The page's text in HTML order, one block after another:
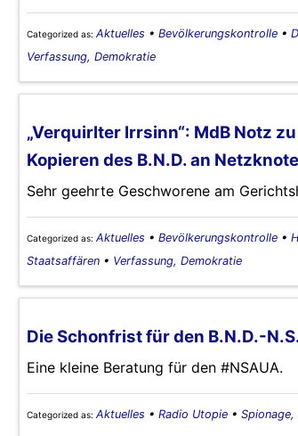
Categorized as: Aktuelles • Bevölkerungskontrolle •
Verfassung, Demokratie
„Verquirlter Irrsinn“: MdB Notz
Kopieren des B.N.D. an
Sehr geehrte Geschworene am
Categorized as: Aktuelles • Bevölkerungskontrolle •
Staatsaffären • Verfassung, Demokratie
Die Schonfrist für den B.N.D.-
Eine kleine Beratung für den #NSAUA.
Categorized as: Aktuelles • Radio Utopie •